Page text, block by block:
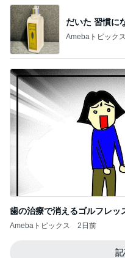
だいた 習慣に
Amebaトピックス
歯の治療で消えるゴルフレッ
Amebaトピックス 2日前